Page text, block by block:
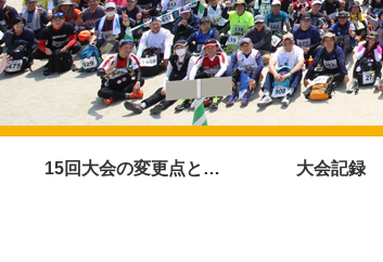
15回大会の変更点と注意点 大会記録